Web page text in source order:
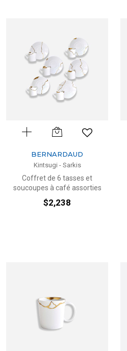
BERNARDAUD
Kintsugi - Sarkis
Coffret de 6 tasses et
soucoupes à café assorties
$2,238